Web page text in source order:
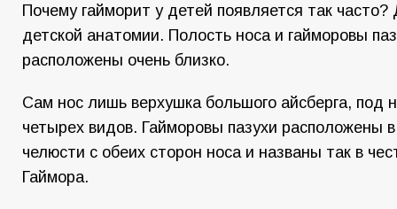
Почему гайморит у детей появляется так часто?
детской анатомии. Полость носа и гайморовы
расположены очень близко.
Сам нос лишь верхушка большого айсберга, под
четырех видов. Гайморовы пазухи расположены
челюсти с обеих сторон носа и названы так в
Гаймора.